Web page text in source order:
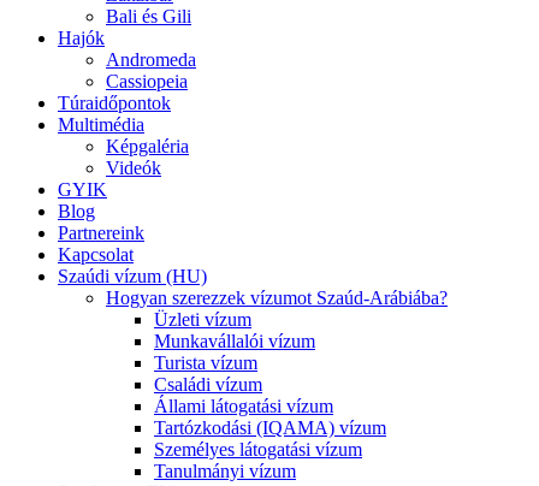
Bali és Gili
Hajók
Andromeda
Cassiopeia
Túraidőpontok
Multimédia
Képgaléria
Videók
GYIK
Blog
Partnereink
Kapcsolat
Szaúdi vízum (HU)
Hogyan szerezzek vízumot Szaúd-Arábiába?
Üzleti vízum
Munkavállalói vízum
Turista vízum
Családi vízum
Állami látogatási vízum
Tartózkodási (IQAMA) vízum
Személyes látogatási vízum
Tanulmányi vízum